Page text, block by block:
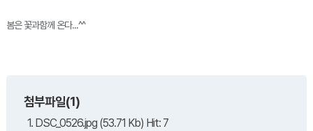
봄은 꽃과함께 온다...^^
첨부파일(1)
1. DSC_0526.jpg (53.71 Kb) Hit: 7